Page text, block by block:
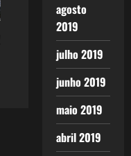
agosto
2019
julho 2019
junho 2019
maio 2019
abril 2019